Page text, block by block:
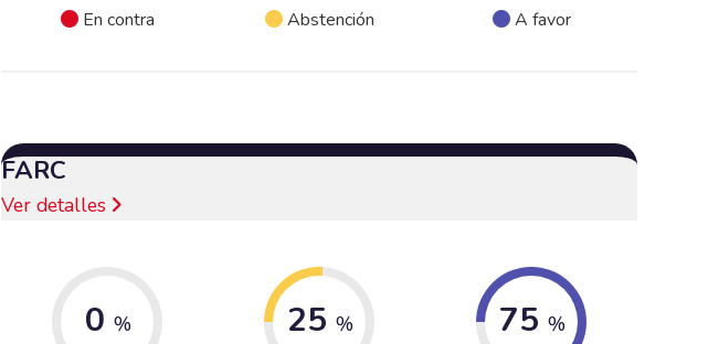
En contra Abstención A favor
FARC
Ver detalles
0 % 25 % 75 %